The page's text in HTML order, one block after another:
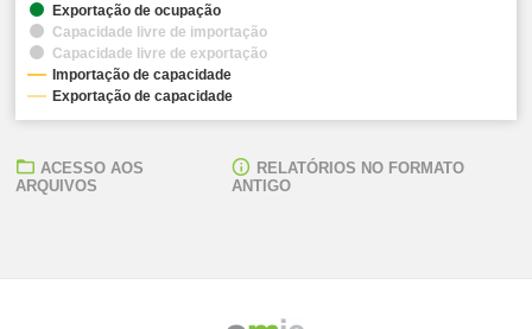
Exportação de ocupação
Capacidade livre de importação
Capacidade livre de exportação
Importação de capacidade
Exportação de capacidade
ACESSO AOS
ARQUIVOS
RELATÓRIOS NO FORMATO
ANTIGO